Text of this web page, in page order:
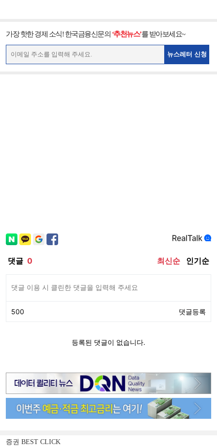
가장 핫한 경제 소식! 한국금융신문의 ‘추천뉴스’를 받아보세요~
뉴스레터 신청
증권 BEST CLICK